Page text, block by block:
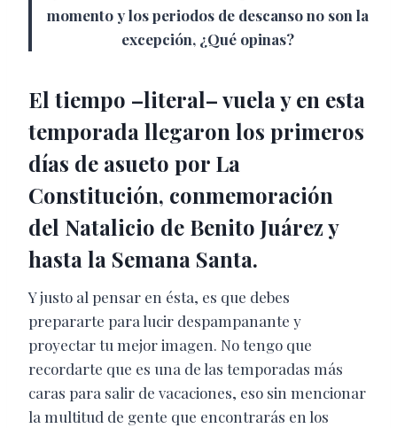
momento y los periodos de descanso no son la
excepción, ¿Qué opinas?
El tiempo –literal– vuela y en esta
temporada llegaron los primeros
días de asueto por La
Constitución, conmemoración
del Natalicio de Benito Juárez y
hasta la Semana Santa.
Y justo al pensar en ésta, es que debes
prepararte para lucir despampanante y
proyectar tu mejor imagen. No tengo que
recordarte que es una de las temporadas más
caras para salir de vacaciones, eso sin mencionar
la multitud de gente que encontrarás en los